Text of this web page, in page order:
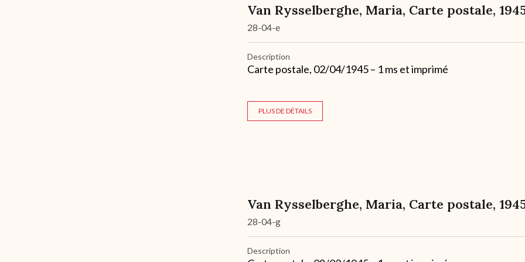
Van Rysselberghe, Maria, Carte postale,
28-04-e
Description
Carte postale, 02/04/1945 – 1 ms et imprimé
PLUS DE DÉTAILS
Van Rysselberghe, Maria, Carte postale,
28-04-g
Description